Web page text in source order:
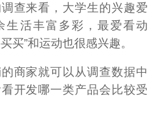
查来看，大学生的兴趣爱
生活丰富多彩，最爱看动
买”和运动也很感兴趣。
商家就可以从调查数据中
开发哪一类产品会比较受